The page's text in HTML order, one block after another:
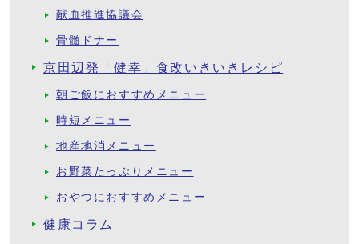
献血推進協議会
骨髄ドナー
京田辺発「健幸」食改いきいきレシピ
朝ご飯におすすめメニュー
時短メニュー
地産地消メニュー
お野菜たっぷりメニュー
おやつにおすすめメニュー
健康コラム